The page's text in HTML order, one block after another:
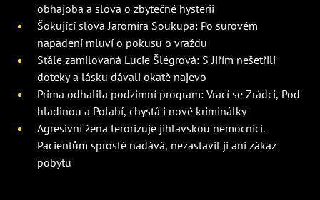
obhajoba a slova o zbytečné hysterii
Šokující slova Jaromíra Soukupa: Po surovém
napadení mluví o pokusu o vraždu
Stále zamilovaná Lucie Šlégrová: S Jiřím nešetřili
doteky a lásku dávali okatě najevo
Prima odhalila podzimní program: Vrací se Zrádci, Pod
hladinou a Polabí, chystá i nové kriminálky
Agresivní žena terorizuje jihlavskou nemocnici.
Pacientům sprostě nadává, nezastavil ji ani zákaz
pobytu